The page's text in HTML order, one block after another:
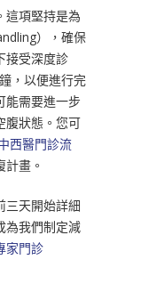
這項堅持是為
），確保
接受深度診
，以便進行完
能需要進一步
腹狀態。您可
西醫門診流
畫。
三天開始詳細
為我們制定減
家門診